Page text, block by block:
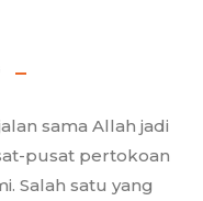
sama Allah jadi
pusat pertokoan
Salah satu yang